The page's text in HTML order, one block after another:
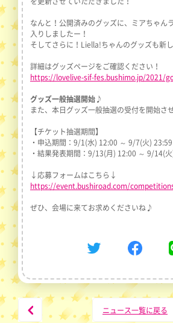
なんと！公開済みのグッズに、ミアちゃん
入りしましたー！
そしてさらに！Liella!ちゃんのグッズも新
詳細はグッズページをご確認ください！
https://lovelive-sif-fes.bushimo.jp/2021/
グッズ一般抽選開始♪
また、本日グッズ一般抽選の受付を開始さ
【チケット抽選期間】
・申込期間：9/1(水) 12:00 ～ 9/7(火) 23:59
・結果発表期間：9/13(月) 12:00 ～ 9/14(
↓応募フォームはこちら↓
https://event.bushiroad.com/
ぜひ、会場に来てお求めくださいね♪
Twitter
PREV
ニュース一覧に戻る